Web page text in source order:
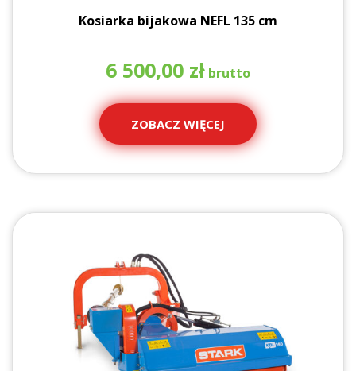
Kosiarka bijakowa NEFL 135 cm
6 500,00 zł
ZOBACZ WIĘCEJ